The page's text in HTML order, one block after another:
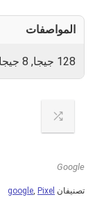
المواصفات
128 جيجا, 8 جيجا رام
Google
تصنيفان google, Pixel